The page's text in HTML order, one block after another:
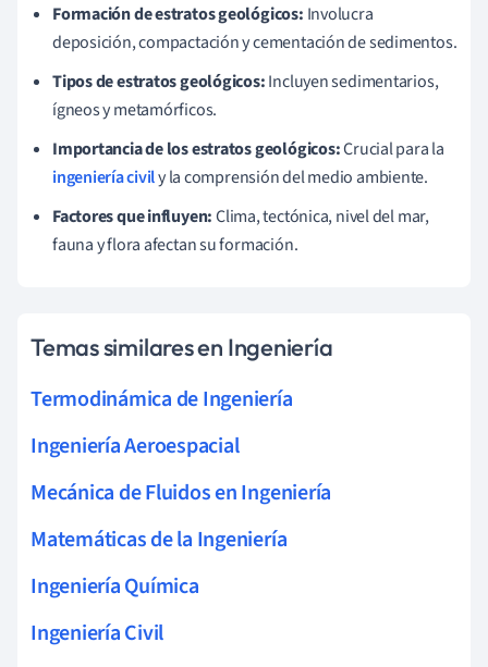
Formación de estratos geológicos: Involucra
deposición, compactación y cementación de sedimentos.
Tipos de estratos geológicos:Incluyen sedimentarios,
ígneos y metamórficos.
Importancia de los estratos geológicos:Crucial para la
ingeniería civily la comprensión del medio ambiente.
Factores que influyen:Clima, tectónica, nivel del mar,
fauna y flora afectan su formación.
Temas similares en Ingeniería
Termodinámica de Ingeniería
Ingeniería Aeroespacial
Mecánica de Fluidos en Ingeniería
Matemáticas de la Ingeniería
Ingeniería Química
Ingeniería Civil